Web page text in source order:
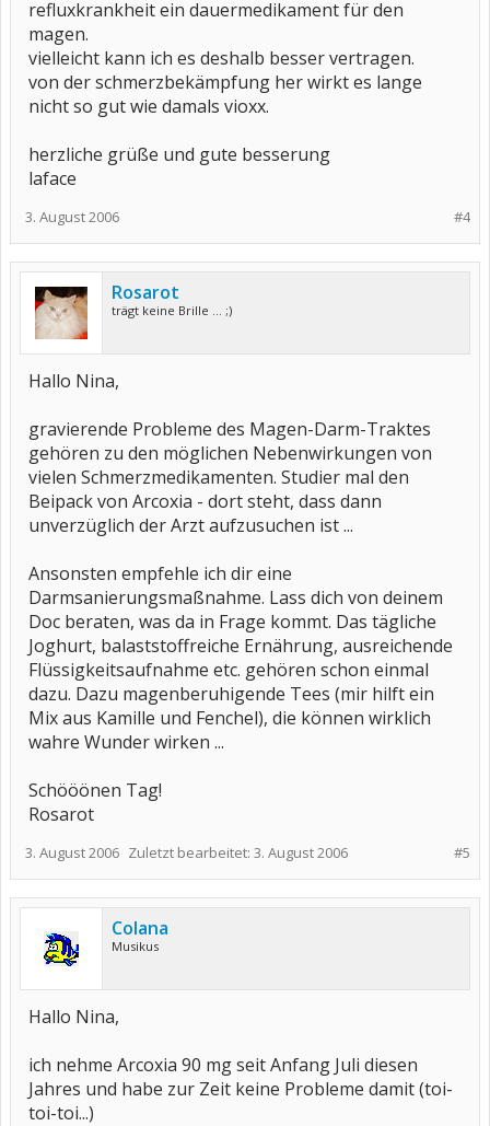
refluxkrankheit ein dauermedikament für den
magen.
vielleicht kann ich es deshalb besser vertragen.
von der schmerzbekämpfung her wirkt es lange
nicht so gut wie damals vioxx.
herzliche grüße und gute besserung
laface
#4
3. August 2006
Rosarot
trägt keine Brille ... ;)
Hallo Nina,
gravierende Probleme des Magen-Darm-Traktes
gehören zu den möglichen Nebenwirkungen von
vielen Schmerzmedikamenten. Studier mal den
Beipack von Arcoxia - dort steht, dass dann
unverzüglich der Arzt aufzusuchen ist ...
Ansonsten empfehle ich dir eine
Darmsanierungsmaßnahme. Lass dich von deinem
Doc beraten, was da in Frage kommt. Das tägliche
Joghurt, balaststoffreiche Ernährung, ausreichende
Flüssigkeitsaufnahme etc. gehören schon einmal
dazu. Dazu magenberuhigende Tees (mir hilft ein
Mix aus Kamille und Fenchel), die können wirklich
wahre Wunder wirken ...
Schööönen Tag!
Rosarot
#5
3. August 2006 Zuletzt bearbeitet: 3. August 2006
Colana
Musikus
Hallo Nina,
ich nehme Arcoxia 90 mg seit Anfang Juli diesen
Jahres und habe zur Zeit keine Probleme damit (toi-
toi-toi...)